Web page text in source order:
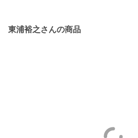
東浦裕之さんの商品